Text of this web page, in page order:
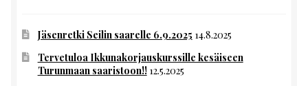
Jäsenretki Seilin saarelle 6.9.2025 14.8.2025
Tervetuloa Ikkunakorjauskurssille kesäiseen
Turunmaan saaristoon!! 12.5.2025